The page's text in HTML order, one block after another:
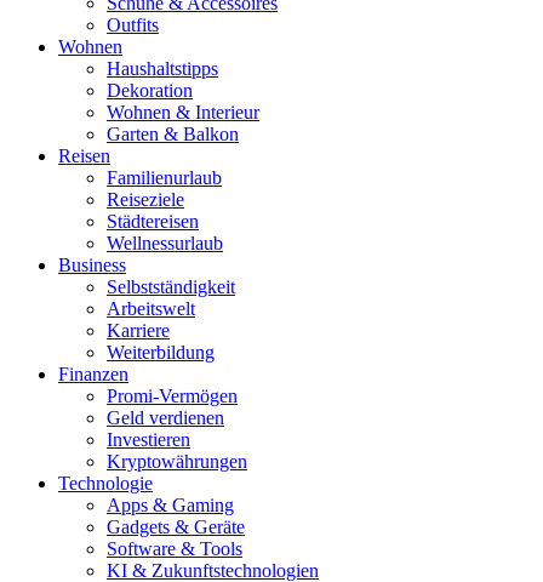
Outfits
Wohnen
Haushaltstipps
Dekoration
Wohnen & Interieur
Garten & Balkon
Reisen
Familienurlaub
Reiseziele
Städtereisen
Wellnessurlaub
Business
Selbstständigkeit
Arbeitswelt
Karriere
Weiterbildung
Finanzen
Promi-Vermögen
Geld verdienen
Investieren
Kryptowährungen
Technologie
Apps & Gaming
Gadgets & Geräte
Software & Tools
KI & Zukunftstechnologien